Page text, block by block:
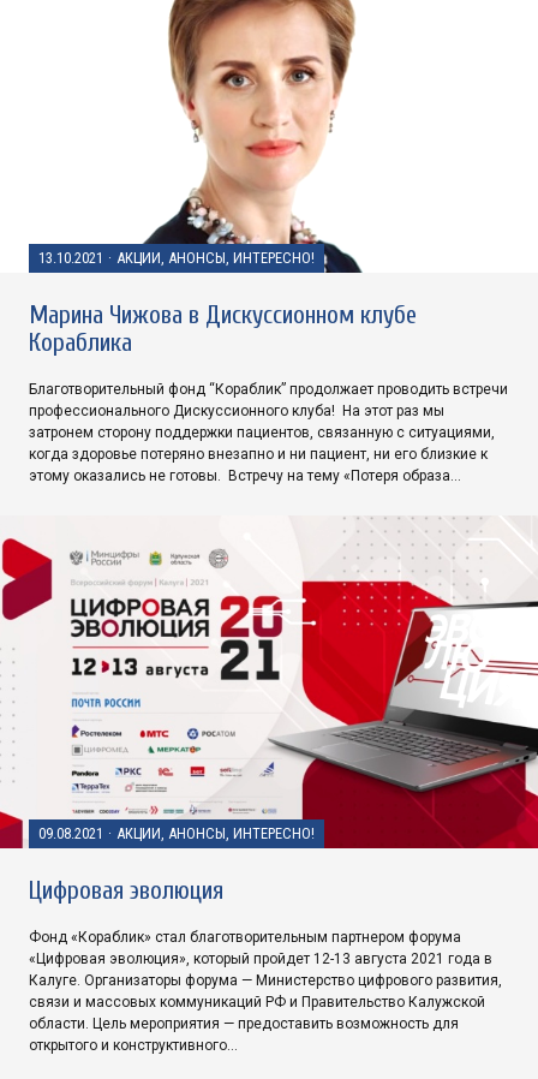
13.10.2021 · АКЦИИ, АНОНСЫ, ИНТЕРЕСНО!
Марина Чижова в Дискуссионном клубе
Кораблика
Благотворительный фонд “Кораблик” продолжает проводить встречи
профессионального Дискуссионного клуба! На этот раз мы
затронем сторону поддержки пациентов, связанную с ситуациями,
когда здоровье потеряно внезапно и ни пациент, ни его близкие к
этому оказались не готовы. Встречу на тему «Потеря образа…
09.08.2021 · АКЦИИ, АНОНСЫ, ИНТЕРЕСНО!
Цифровая эволюция
Фонд «Кораблик» стал благотворительным партнером форума
«Цифровая эволюция», который пройдет 12-13 августа 2021 года в
Калуге. Организаторы форума — Министерство цифрового развития,
связи и массовых коммуникаций РФ и Правительство Калужской
области. Цель мероприятия — предоставить возможность для
открытого и конструктивного…